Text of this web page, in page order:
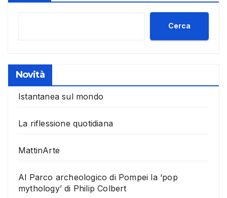
Cerca
Novità
Istantanea sul mondo
La riflessione quotidiana
MattinArte
Al Parco archeologico di Pompei la ‘pop
mythology’ di Philip Colbert